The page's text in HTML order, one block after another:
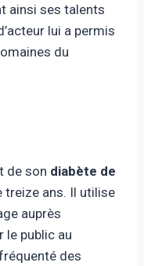
ainsi ses talents
lui a permis
du
de son diabète de
treize ans. Il utilise
auprès
le public au
des